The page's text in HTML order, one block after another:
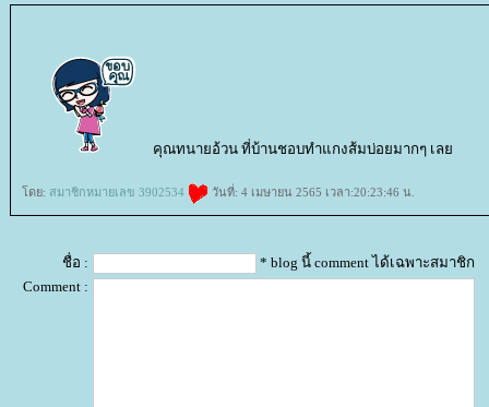
คุณทนายอ้วน ที่บ้านชอบทำแกงส้มบ่อยมากๆ เล
ดย: สมาชิกหมายเลข 3902534 วันที่: 4 เมษายน 2565 เวลา:20:23:46 น.
ชื่อ :
* blog นี้ comment ได้เฉพาะสมาชิก
Comment :